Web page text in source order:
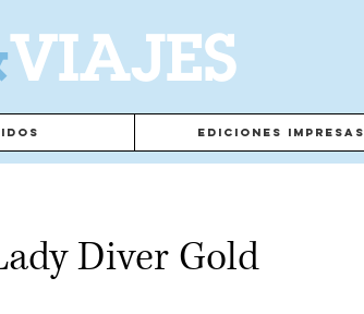
VIAJES
Ediciones Impresas
Diver Gold